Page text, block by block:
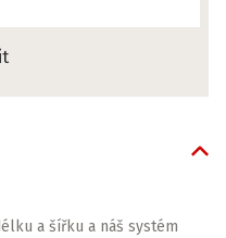
a šířku a náš systém